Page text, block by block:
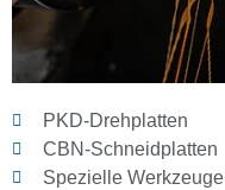
PKD-Drehplatten
CBN-Schneidplatten
Spezielle Werkzeuge